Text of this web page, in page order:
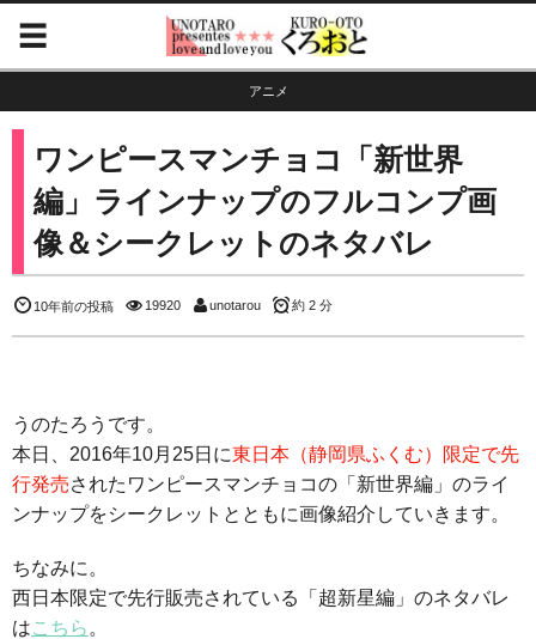
アニメ
ワンピースマンチョコ「新世界
編」ラインナップのフルコンプ画
像＆シークレットのネタバレ
10年前の投稿 19920 unotarou 約 2 分
うのたろうです。
本日、2016年10月25日に東日本（静岡県ふくむ）限定で先
行発売されたワンピースマンチョコの「新世界編」のライ
ンナップをシークレットとともに画像紹介していきます。
ちなみに。
西日本限定で先行販売されている「超新星編」のネタバレ
はこちら 。